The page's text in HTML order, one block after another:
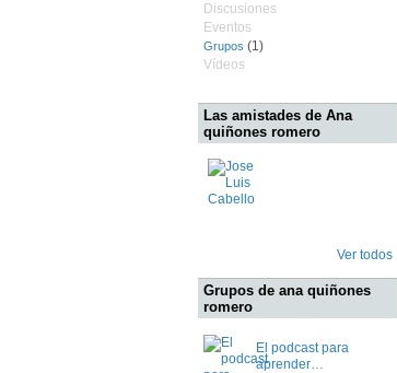
Discusiones
Eventos
Grupos (1)
Vídeos
Las amistades de Ana
quiñones romero
Ver todos
Grupos de ana quiñones
romero
El podcast para
aprender…